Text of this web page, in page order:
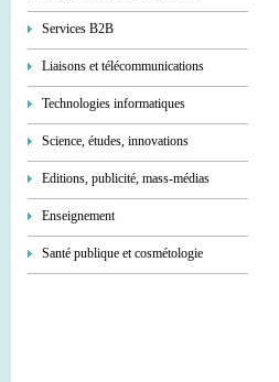
Services В2В
Liaisons et télécommunications
Technologies informatiques
Science, études, innovations
Editions, publicité, mass-médias
Enseignement
Santé publique et cosmétologie